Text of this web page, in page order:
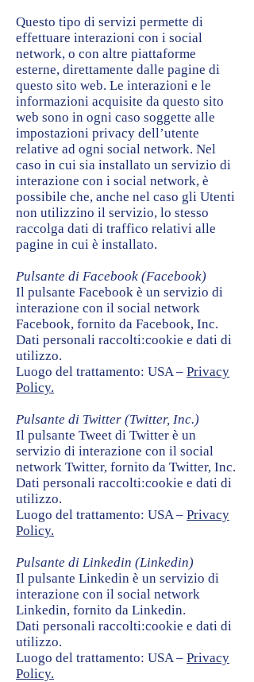
Questo tipo di servizi permette di
effettuare interazioni con i social
network, o con altre piattaforme
esterne, direttamente dalle pagine di
questo sito web. Le interazioni e le
informazioni acquisite da questo sito
web sono in ogni caso soggette alle
impostazioni privacy dell’utente
relative ad ogni social network. Nel
caso in cui sia installato un servizio di
interazione con i social network, è
possibile che, anche nel caso gli Utenti
non utilizzino il servizio, lo stesso
raccolga dati di traffico relativi alle
pagine in cui è installato.
Pulsante di Facebook (Facebook)
Il pulsante Facebook è un servizio di
interazione con il social network
Facebook, fornito da Facebook, Inc.
Dati personali raccolti:cookie e dati di
utilizzo.
Luogo del trattamento: USA – Privacy
Policy.
Pulsante di Twitter (Twitter, Inc.)
Il pulsante Tweet di Twitter è un
servizio di interazione con il social
network Twitter, fornito da Twitter, Inc.
Dati personali raccolti:cookie e dati di
utilizzo.
Luogo del trattamento: USA – Privacy
Policy.
Pulsante di Linkedin (Linkedin)
Il pulsante Linkedin è un servizio di
interazione con il social network
Linkedin, fornito da Linkedin.
Dati personali raccolti:cookie e dati di
utilizzo.
Luogo del trattamento: USA – Privacy
Policy.